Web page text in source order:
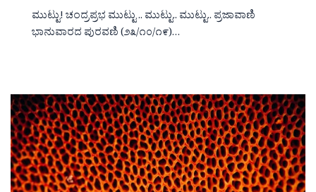
ಮುಟ್ಟು! ಚಂದ್ರಪ್ರಭ ಮುಟ್ಟು .. ಮುಟ್ಟು.. ಮುಟ್ಟು.. ಪ್ರಜಾವಾಣಿ
ಭಾನುವಾರದ ಪುರವಣಿ (೨೩/೧೦/೧೯)…